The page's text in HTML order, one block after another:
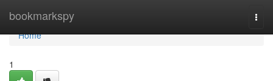
bookmarkspy
Home
Home
1